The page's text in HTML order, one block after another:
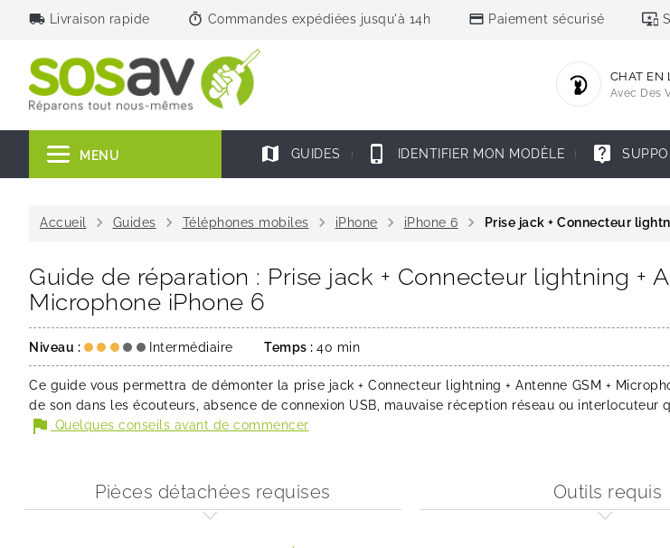
local_shipping Livraison rapide timer Commandes expédiées jusqu'à 14h credit_card Paiement sécurisé important_devices
CHAT EN
Avec Des
MENU map GUIDES phone_iphone IDENTIFIER MON MODÈLE live_help
Accueil chevron_right Guides chevron_right Téléphones mobiles chevron_right iPhone chevron_right iPhone 6 chevron_right Prise jack + Connecteur
Guide de réparation : Prise jack + Connecteur lightning +
Microphone iPhone 6
Niveau : Intermédiaire Temps : 40 min
Ce guide vous permettra de démonter la prise jack + Connecteur lightning + Antenne GSM +
de son dans les écouteurs, absence de connexion USB, mauvaise réception réseau ou interlocuteur
flag Quelques conseils avant de commencer
Pièces détachées requises Outils requis